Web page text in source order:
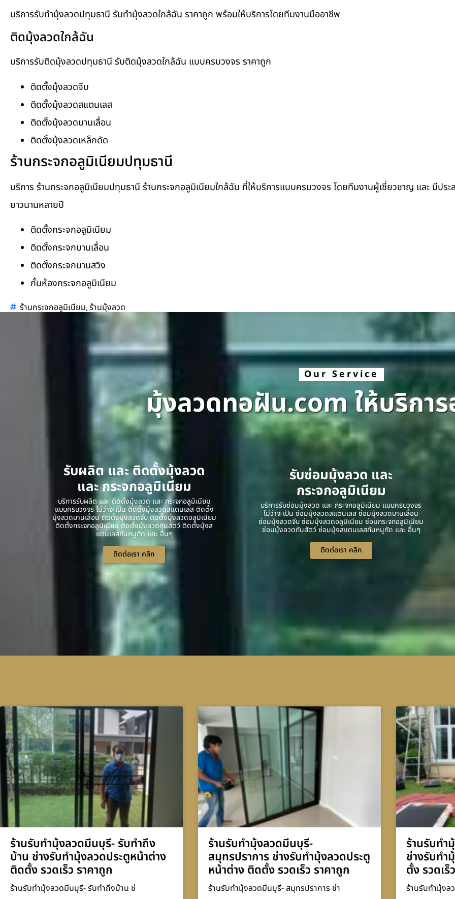
บริการรับทำมุ้งลวดปทุมธานี รับทำมุ้งลวดใกล้ฉัน ราคาถูก พร้อมให้บริการโดยทีมงานมืออาชีพ
ติดมุ้งลวดใกล้ฉัน
บริการรับติดมุ้งลวดปทุมธานี รับติดมุ้งลวดใกล้ฉัน แบบครบวงจร ราคาถูก
ติดตั้งมุ้งลวดจีบ
ติดตั้งมุ้งลวดสแตนเลส
ติดตั้งมุ้งลวดบานเลื่อน
ติดตั้งมุ้งลวดเหล็กดัด
ร้านกระจกอลูมิเนียมปทุมธานี
บริการ ร้านกระจกอลูมิเนียมปทุมธานี ร้านกระจกอลูมิเนียมใกล้ฉัน ที่ให้บริการแบบครบวงจร โดยทีมงานผู้เชี่ยวชาญ และ มีปร
ยาวนานหลายปี
ติดตั้งกระจกอลูมิเนียม
ติดตั้งกระจกบานเลื่อน
ติดตั้งกระจกบานสวิง
กั้นห้องกระจกอลูมิเนียม
ร้านกระจกอลูมิเนียม,ร้านมุ้งลวด
Our Service
มุ้งลวดทอฝัน.com ให้บริการ
รับผลิต และ ติดตั้งมุ้งลวด
และ กระจกอลูมิเนียม
บริการรับผลิต และ ติดตั้งมุ้งลวด และ กระจกอลูมิเนียม
แบบครบวงจร ไม่ว่าจะเป็น ติดตั้งมุ้งลวดสแตนเลส ติดตั้ง
มุ้งลวดบานเลื่อน ติดตั้งมุ้งลวดจีบ ติดตั้งมุ้งลวดอลูมิเนียม
ติดตั้งกระจกอลูมิเนียม ติดตั้งมุ้งลวดกันสัตว์ ติดตั้งมุ้งส
แตนเลสกันหนูกัด และ อื่นๆ
ติดต่อเรา คลิก
รับซ่อมมุ้งลวด และ
กระจกอลูมิเนียม
บริการรับซ่อมมุ้งลวด และ กระจกอลูมิเนียม แบบครบวงจร
ไม่ว่าจะเป็น ซ่อมมุ้งลวดสแตนเลส ซ่อมมุ้งลวดบานเลื่อน
ซ่อมมุ้งลวดจีบ ซ่อมมุ้งลวดอลูมิเนียม ซ่อมกระจกอลูมิเนียม
ซ่อมมุ้งลวดกันสัตว์ ซ่อมมุ้งสแตนเลสกันหนูกัด และ อื่นๆ
ติดต่อเรา คลิก
ร้านรับทำมุ้งลวดมีนบุรี- รับทำถึง
บ้าน ช่างรับทำมุ้งลวดประตูหน้าต่าง
ติดตั้ง รวดเร็ว ราคาถูก
ร้านรับทำมุ้งลวดมีนบุรี- รับทำถึงบ้าน ช่
ร้านรับทำมุ้งลวดมีนบุรี-
สมุทรปราการ ช่างรับทำมุ้งลวดประตู
หน้าต่าง ติดตั้ง รวดเร็ว ราคาถูก
ร้านรับทำมุ้งลวดมีนบุรี- สมุทรปราการ ช่า
ร้านรับทำ
ช่างรับทำ
ตั้ง รวดเร็
ร้านรับทำมุ้งล